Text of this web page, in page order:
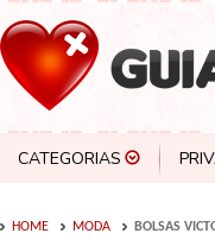
CATEGORIAS
HOME MODA BOLSAS